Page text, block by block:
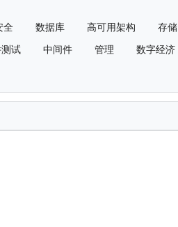
全 数据库 高可用架构 存储
试 中间件 管理 数字经济